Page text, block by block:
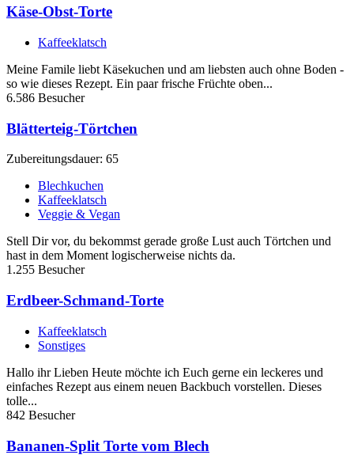
Käse-Obst-Torte
Kaffeeklatsch
Meine Famile liebt Käsekuchen und am liebsten auch ohne Boden -
so wie dieses Rezept. Ein paar frische Früchte oben...
6.586 Besucher
Blätterteig-Törtchen
Zubereitungsdauer: 65
Blechkuchen
Kaffeeklatsch
Veggie & Vegan
Stell Dir vor, du bekommst gerade große Lust auch Törtchen und
hast in dem Moment logischerweise nichts da.
1.255 Besucher
Erdbeer-Schmand-Torte
Kaffeeklatsch
Sonstiges
Hallo ihr Lieben Heute möchte ich Euch gerne ein leckeres und
einfaches Rezept aus einem neuen Backbuch vorstellen. Dieses
tolle...
842 Besucher
Bananen-Split Torte vom Blech